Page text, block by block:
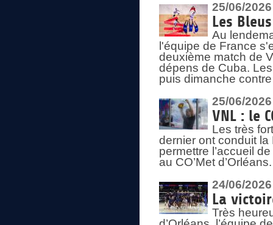
25/06/2026
Les
Au
l'équipe de France
deuxième match de
dépens de Cuba.
puis dimanche
25/06/2026
VNL : le
Les très
dernier ont conduit
permettre l’accueil
au CO’Met d’Orléans.
24/06/2026
La
Très